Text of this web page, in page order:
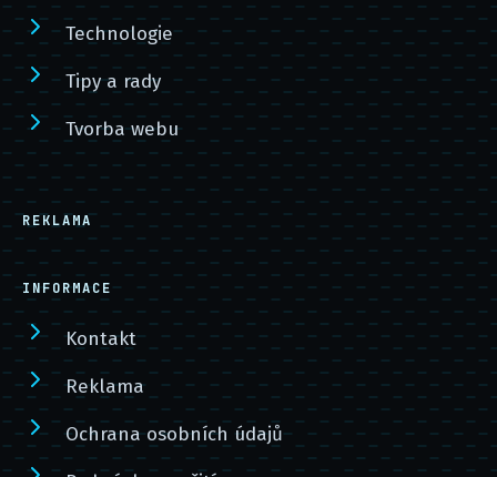
Technologie
Tipy a rady
Tvorba webu
REKLAMA
INFORMACE
Kontakt
Reklama
Ochrana osobních údajů